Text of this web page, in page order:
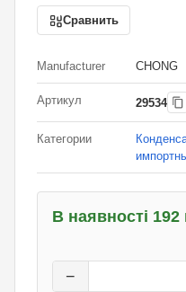
Сравнить
Manufacturer CHONG
Артикул 29534
Категории
В наявності 192
−